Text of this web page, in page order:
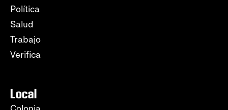
Política
Salud
Trabajo
Verifica
Local